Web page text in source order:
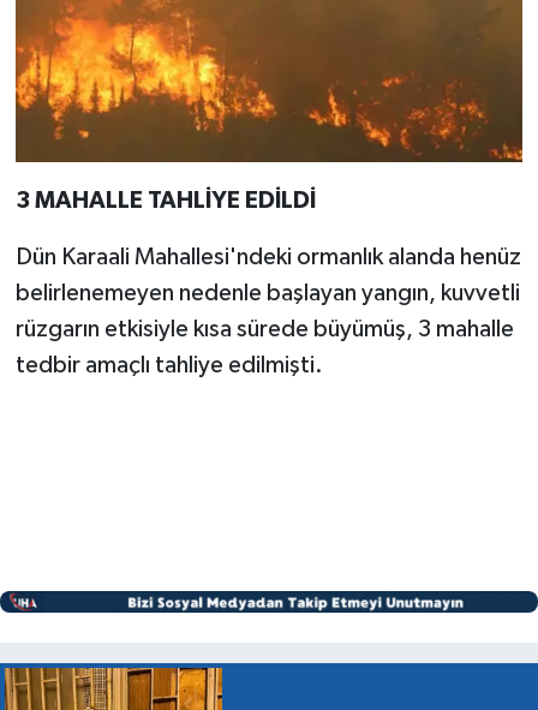
3 MAHALLE TAHLİYE EDİLDİ
Dün Karaali Mahallesi'ndeki ormanlık alanda henüz
belirlenemeyen nedenle başlayan yangın, kuvvetli
rüzgarın etkisiyle kısa sürede büyümüş, 3 mahalle
tedbir amaçlı tahliye edilmişti.